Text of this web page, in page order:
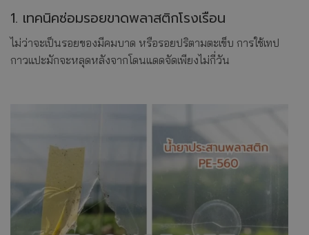
1. เทคนิคซ่อมรอยขาดพลาสติกโรงเรือน
ไม่ว่าจะเป็นรอยของมีคมบาด หรือรอยปริตามตะเข็บ การใช้เทป
กาวแปะมักจะหลุดหลังจากโดนแดดจัดเพียงไม่กี่วัน